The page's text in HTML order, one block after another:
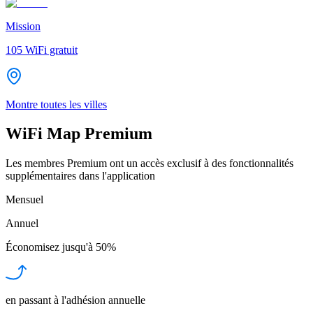
Mission
105 WiFi gratuit
Montre toutes les villes
WiFi Map Premium
Les membres Premium ont un accès exclusif à des fonctionnalités
supplémentaires dans l'application
Mensuel
Annuel
Économisez jusqu'à 50%
en passant à l'adhésion annuelle